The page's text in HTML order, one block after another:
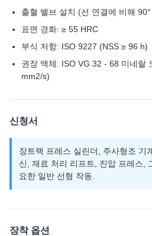
출혈 밸브 설치 (선 연결에 비해
표면 경화: ≥ 55 HRC
부식 저항: ISO 9227 (NSS ≥ 96 h)
권장 액체: ISO VG 32 - 68 미네랄
mm2/s)
신청서
장트랙 프레스 실린더, 주사형조 기
신, 재료 처리 리프트, 진압 프레스,
요한 일반 선형 작동.
장착 옵션